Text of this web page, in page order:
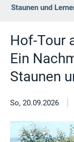
Staunen und
Hof-Tour
Ein
Staunen
So, 20.09.2026 |